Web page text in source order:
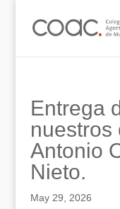
Entrega
nuestros
Antonio
Nieto.
May 29, 2026